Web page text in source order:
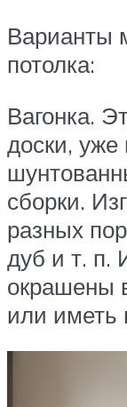
Варианты
потолка:
Вагонка.
доски,
сборки.
разных
дуб и т. п.
окрашены
или иметь